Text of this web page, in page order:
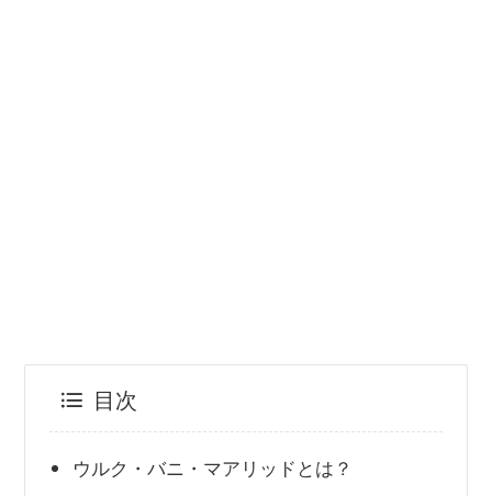
目次
ウルク・バニ・マアリッドとは？